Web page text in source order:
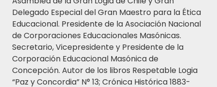
Delegado Especial del Gran Maestro para la Ética
Educacional. Presidente de la Asociación Nacional
de Corporaciones Educacionales Masónicas.
Secretario, Vicepresidente y Presidente de la
Corporación Educacional Masónica de
Concepción. Autor de los libros Respetable Logia
“Paz y Concordia” N° 13; Crónica Histórica 1883-